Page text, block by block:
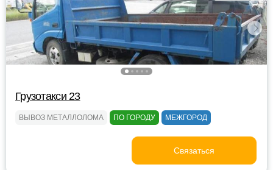
Грузотакси 23
ВЫВОЗ МЕТАЛЛОЛОМА ПО ГОРОДУ МЕЖГОРОД
Связаться